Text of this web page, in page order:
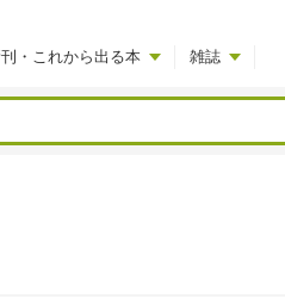
・これから出る本 雑誌